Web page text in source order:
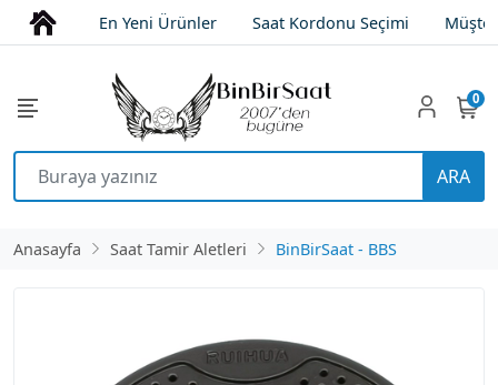
En Yeni Ürünler Saat Kordonu Seçimi
ARA
0
Anasayfa Saat Tamir Aletleri BinBirSaat - BBS